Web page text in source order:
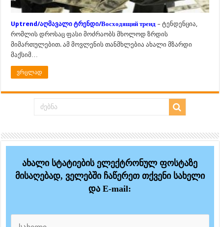
Uptrend/აღმავალი ტრენდი/Восходящий тренд – ტენდენცია,
რომლის დროსაც ფასი მოძრაობს მხოლოდ ზრდის
მიმართულებით. ამ მოვლენის თანმხლებია ახალი მზარდი
მაქსიმ…
ვრცლად
ახალი სტატიების ელექტრონულ ფოსტაზე
მისაღებად, ველებში ჩაწერეთ თქვენი სახელი
და E-mail: